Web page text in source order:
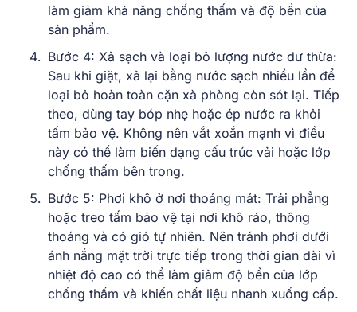
làm giảm khả năng chống thấm và độ bền của
sản phẩm.
Bước 4: Xả sạch và loại bỏ lượng nước dư thừa:
Sau khi giặt, xả lại bằng nước sạch nhiều lần để
loại bỏ hoàn toàn cặn xà phòng còn sót lại. Tiếp
theo, dùng tay bóp nhẹ hoặc ép nước ra khỏi
tấm bảo vệ. Không nên vắt xoắn mạnh vì điều
này có thể làm biến dạng cấu trúc vải hoặc lớp
chống thấm bên trong.
Bước 5: Phơi khô ở nơi thoáng mát: Trải phẳng
hoặc treo tấm bảo vệ tại nơi khô ráo, thông
thoáng và có gió tự nhiên. Nên tránh phơi dưới
ánh nắng mặt trời trực tiếp trong thời gian dài vì
nhiệt độ cao có thể làm giảm độ bền của lớp
chống thấm và khiến chất liệu nhanh xuống cấp.